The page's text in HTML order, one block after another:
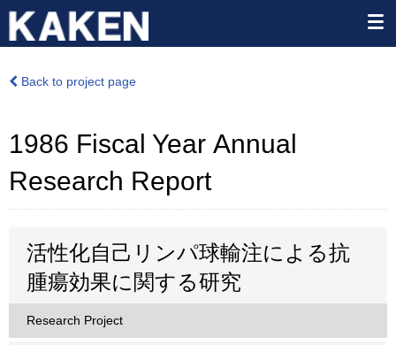
Back to project page
1986 Fiscal Year Annual
Research Report
活性化自己リンパ球輸注による抗
腫瘍効果に関する研究
Research Project